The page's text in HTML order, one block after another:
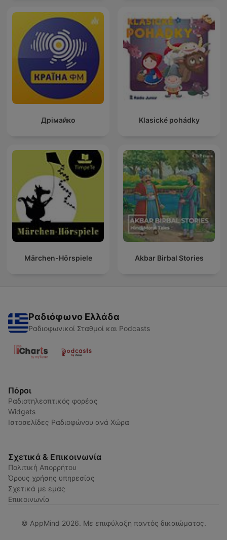
Дрімайко Klasické pohádky
Märchen-Hörspiele Akbar Birbal Stories
Ραδιόφωνο Ελλάδα
Ραδιοφωνικοί Σταθμοί και Podcasts
Πόροι
Ραδιοτηλεοπτικός φορέας
Widgets
Ιστοσελίδες Ραδιοφώνου ανά Χώρα
Σχετικά & Επικοινωνία
Πολιτική Απορρήτου
Όρους χρήσης υπηρεσίας
Σχετικά με εμάς
Επικοινωνία
© AppMind 2026. Με επιφύλαξη παντός δικαιώματος.